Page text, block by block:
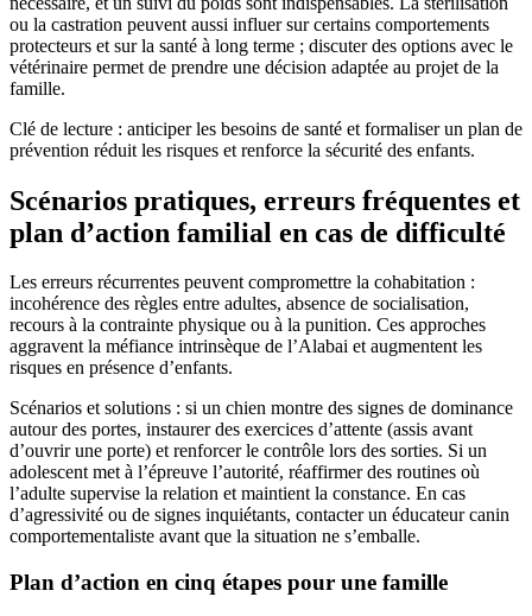
ou la castration peuvent aussi influer sur certains comportements
protecteurs et sur la santé à long terme ; discuter des options avec le
vétérinaire permet de prendre une décision adaptée au projet de la
famille.
Clé de lecture : anticiper les besoins de santé et formaliser un plan de
prévention réduit les risques et renforce la sécurité des enfants.
Scénarios pratiques, erreurs fréquentes et
plan d’action familial en cas de difficulté
Les erreurs récurrentes peuvent compromettre la cohabitation :
incohérence des règles entre adultes, absence de socialisation,
recours à la contrainte physique ou à la punition. Ces approches
aggravent la méfiance intrinsèque de l’Alabai et augmentent les
risques en présence d’enfants.
Scénarios et solutions : si un chien montre des signes de dominance
autour des portes, instaurer des exercices d’attente (assis avant
d’ouvrir une porte) et renforcer le contrôle lors des sorties. Si un
adolescent met à l’épreuve l’autorité, réaffirmer des routines où
l’adulte supervise la relation et maintient la constance. En cas
d’agressivité ou de signes inquiétants, contacter un éducateur canin
comportementaliste avant que la situation ne s’emballe.
Plan d’action en cinq étapes pour une famille